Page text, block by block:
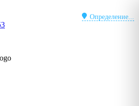
Определение...